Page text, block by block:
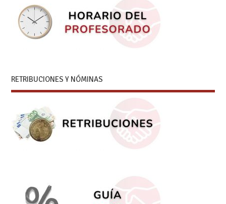
RETRIBUCIONES Y NÓMINAS